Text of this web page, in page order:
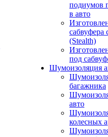
подиумов
в авто
сабвуфера
(Stealth)
под
Шумоизоляция
багажника
авто
колесных